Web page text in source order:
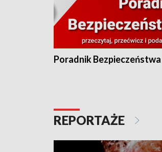
Poradnik Bezpieczeństwa
REPORTAŻE